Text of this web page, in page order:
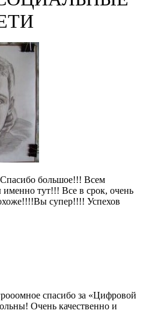
большое!!! Всем
именно тут!!! Все в срок, очень
супер!!!! Успехов
спасибо за «Цифровой
Очень качественно и